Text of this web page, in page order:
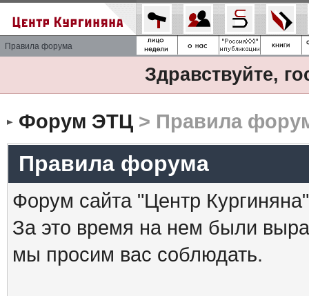
Правила форума
Здравствуйте,
Форум ЭТЦ> Правила
Правила форума
Форум сайта "Центр
За это время на нем были
мы просим вас соблюдать.